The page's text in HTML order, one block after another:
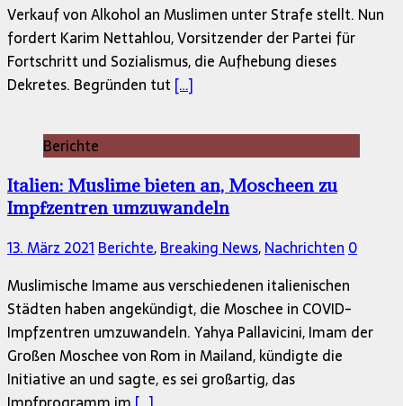
Verkauf von Alkohol an Muslimen unter Strafe stellt. Nun
fordert Karim Nettahlou, Vorsitzender der Partei für
Fortschritt und Sozialismus, die Aufhebung dieses
Dekretes. Begründen tut […]
Berichte
Italien: Muslime bieten an, Moscheen zu
Impfzentren umzuwandeln
13. März 2021 Berichte,Breaking News,Nachrichten 0
Muslimische Imame aus verschiedenen italienischen
Städten haben angekündigt, die Moschee in COVID-
Impfzentren umzuwandeln. Yahya Pallavicini, Imam der
Großen Moschee von Rom in Mailand, kündigte die
Initiative an und sagte, es sei großartig, das